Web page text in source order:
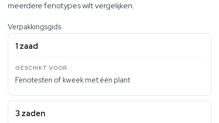
meerdere fenotypes wilt vergelijken.
Verpakkingsgids
1 zaad
Fenotesten of kweek met één plant
3 zaden